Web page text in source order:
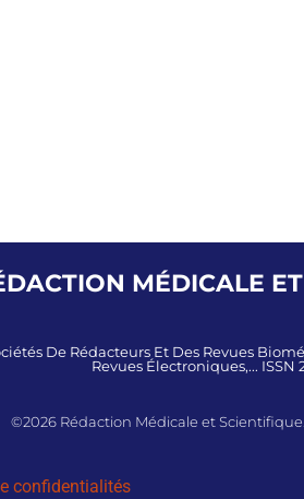
MÉDICALE
De Rédacteurs Et Des Revues
Revues Électroniques,... ISSN
©2026 Rédaction Médicale et Scientifique.
confidentialités